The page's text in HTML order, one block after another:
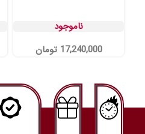
ناموجود
17,240,000 تومان